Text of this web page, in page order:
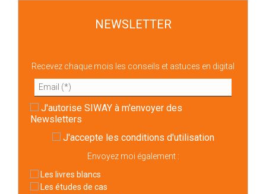
NEWSLETTER
Recevez chaque mois les conseils et astuces en digital
Newsletters
J'accepte les conditions d'utilisation
Envoyez moi également :
Les livres blancs
Les études de cas